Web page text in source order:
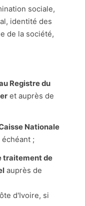
sociale,
identité des
de la société,
Registre du
et auprès de
Nationale
échéant ;
traitement de
auprès de
d'Ivoire, si